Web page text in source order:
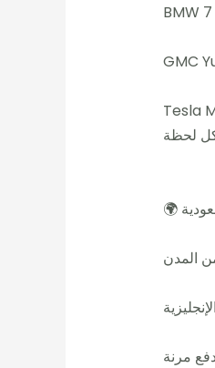
BMW
GMC
Tesla